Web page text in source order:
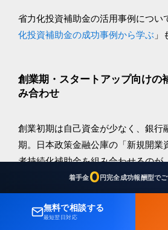
省力化投資補助金の活用事例につい
化投資補助金の成功事例から学ぶ 」
創業期・スタートアップ向けの
み合わせ
創業初期は自己資金が少なく、銀行
期。日本政策金融公庫の「新規開業
者持続化補助金を組み合わせるのが
ラインになります。
自治体によっては創業補助金・地域
着手金0 円完全成功報酬型で
無料で相談する
最短翌日対応